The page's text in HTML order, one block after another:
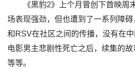
《黑豹2》上个月曾创下首映周
场表现强劲，但也遭到了一系列障
和RSV在社区之间的传播，没有在
电影男主悲剧性死亡之后，续集的
等等。